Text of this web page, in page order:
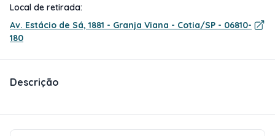
Local de retirada:
Av. Estácio de Sá, 1881 - Granja Viana - Cotia/SP - 06810-
180
Descrição